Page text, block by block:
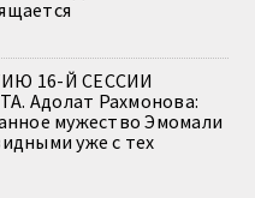
16-Й СЕССИИ
Адолат Рахмонова:
мужество Эмомали
уже с тех